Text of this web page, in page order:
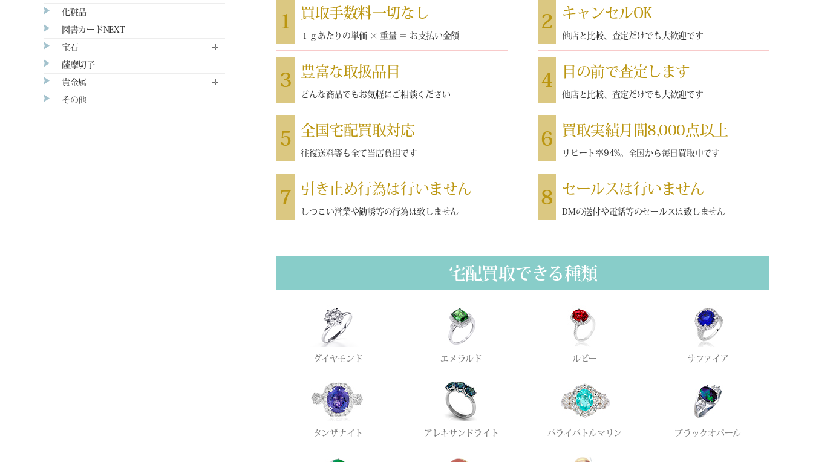
1 買取手数料一切なし
１ｇあたりの単価 × 重量 ＝ お支払い金額
2 キャンセルOK
他店と比較、査定だけでも大歓迎です
3 豊富な取扱品目
どんな商品でもお気軽にご相談ください
4 目の前で査定します
他店と比較、査定だけでも大歓迎です
5 全国宅配買取対応
往復送料等も全て当店負担です
6 買取実績月間8,000点以上
リピート率94%。全国から毎日買取中です
7 引き止め行為は行いません
しつこい営業や勧誘等の行為は致しません
8 セールスは行いません
DMの送付や電話等のセールスは致しません
宅配買取できる種類
ダイヤモンド エメラルド ルビー サファイア
タンザナイト アレキサンドライト パライバトルマリン ブラックオパール
化粧品
図書カードNEXT
宝石 ✛
薩摩切子
貴金属 ✛
その他